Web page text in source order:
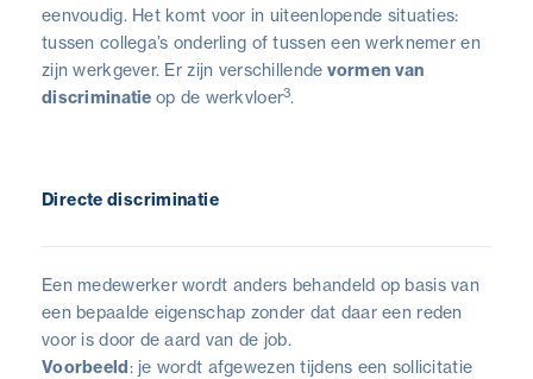
eenvoudig. Het komt voor in uiteenlopende situaties:
tussen collega’s onderling of tussen een werknemer en
zijn werkgever. Er zijn verschillende vormen van
discriminatie op de werkvloer3.
Directe discriminatie
Een medewerker wordt anders behandeld op basis van
een bepaalde eigenschap zonder dat daar een reden
voor is door de aard van de job.
Voorbeeld: je wordt afgewezen tijdens een sollicitatie